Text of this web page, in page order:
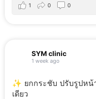
1 0 0
SYM clinic
1 week ago
✨ ยกกระชับ ปรับรูปห
เดียว